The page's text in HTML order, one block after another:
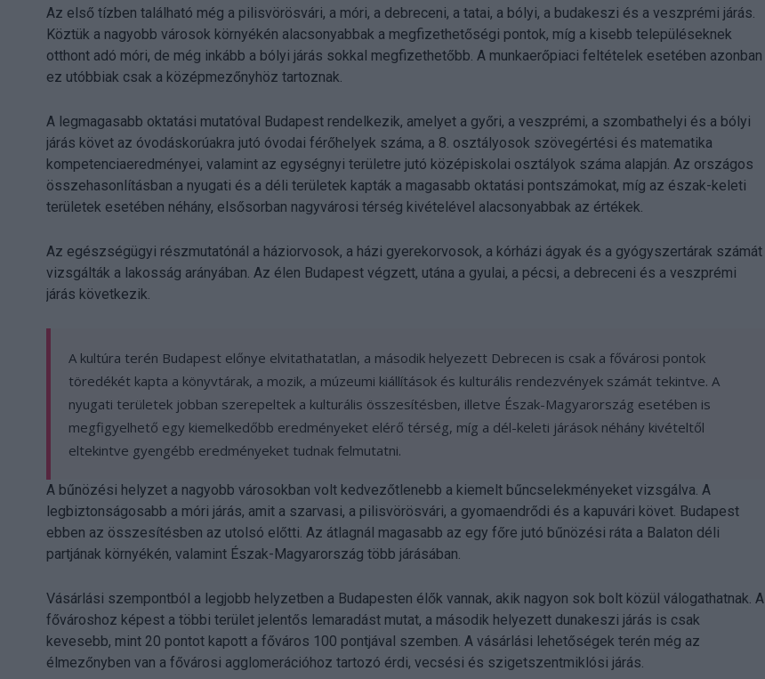
Az első tízben található még a pilisvörösvári, a móri, a debreceni, a tatai, a bólyi, a budakeszi és a veszprémi járás.
Köztük a nagyobb városok környékén alacsonyabbak a megfizethetőségi pontok, míg a kisebb településeknek
otthont adó móri, de még inkább a bólyi járás sokkal megfizethetőbb. A munkaerőpiaci feltételek esetében azonban
ez utóbbiak csak a középmezőnyhöz tartoznak.
A legmagasabb oktatási mutatóval Budapest rendelkezik, amelyet a győri, a veszprémi, a szombathelyi és a bólyi
járás követ az óvodáskorúakra jutó óvodai férőhelyek száma, a 8. osztályosok szövegértési és matematika
kompetenciaeredményei, valamint az egységnyi területre jutó középiskolai osztályok száma alapján. Az országos
összehasonlításban a nyugati és a déli területek kapták a magasabb oktatási pontszámokat, míg az észak-keleti
területek esetében néhány, elsősorban nagyvárosi térség kivételével alacsonyabbak az értékek.
Az egészségügyi részmutatónál a háziorvosok, a házi gyerekorvosok, a kórházi ágyak és a gyógyszertárak számát
vizsgálták a lakosság arányában. Az élen Budapest végzett, utána a gyulai, a pécsi, a debreceni és a veszprémi
járás következik.
A kultúra terén Budapest előnye elvitathatatlan, a második helyezett Debrecen is csak a fővárosi pontok
töredékét kapta a könyvtárak, a mozik, a múzeumi kiállítások és kulturális rendezvények számát tekintve. A
nyugati területek jobban szerepeltek a kulturális összesítésben, illetve Észak-Magyarország esetében is
megfigyelhető egy kiemelkedőbb eredményeket elérő térség, míg a dél-keleti járások néhány kivételtől
eltekintve gyengébb eredményeket tudnak felmutatni.
A bűnözési helyzet a nagyobb városokban volt kedvezőtlenebb a kiemelt bűncselekményeket vizsgálva. A
legbiztonságosabb a móri járás, amit a szarvasi, a pilisvörösvári, a gyomaendrődi és a kapuvári követ. Budapest
ebben az összesítésben az utolsó előtti. Az átlagnál magasabb az egy főre jutó bűnözési ráta a Balaton déli
partjának környékén, valamint Észak-Magyarország több járásában.
Vásárlási szempontból a legjobb helyzetben a Budapesten élők vannak, akik nagyon sok bolt közül válogathatnak. A
fővároshoz képest a többi terület jelentős lemaradást mutat, a második helyezett dunakeszi járás is csak
kevesebb, mint 20 pontot kapott a főváros 100 pontjával szemben. A vásárlási lehetőségek terén még az
élmezőnyben van a fővárosi agglomerációhoz tartozó érdi, vecsési és szigetszentmiklósi járás.